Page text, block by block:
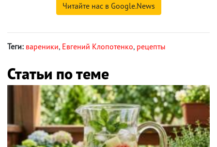
Читайте нас в Google.News
Теги: вареники, Евгений Клопотенко, рецепты
Статьи по теме